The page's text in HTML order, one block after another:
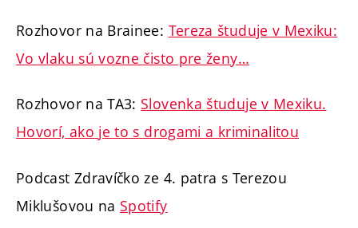
Rozhovor na Brainee: Tereza študuje v Mexiku:
Vo vlaku sú vozne čisto pre ženy…
Rozhovor na TA3: Slovenka študuje v Mexiku.
Hovorí, ako je to s drogami a kriminalitou
Podcast Zdravíčko ze 4. patra s Terezou
Miklušovou na Spotify